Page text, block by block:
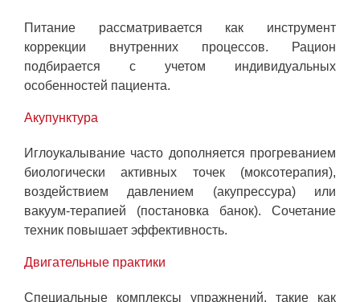
Питание рассматривается как инструмент
коррекции внутренних процессов. Рацион
подбирается с учетом индивидуальных
особенностей пациента.
Акупунктура
Иглоукалывание часто дополняется прогреванием
биологически активных точек (моксотерапия),
воздействием давлением (акупрессура) или
вакуум-терапией (постановка банок). Сочетание
техник повышает эффективность.
Двигательные практики
Специальные комплексы упражнений, такие как